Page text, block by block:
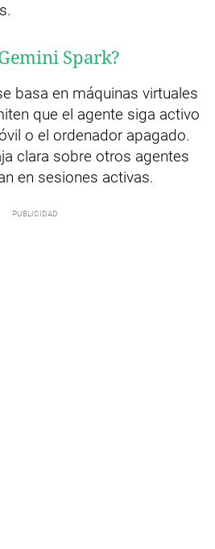
Spark?
basa en máquinas virtuales
que el agente siga activo
o el ordenador apagado.
clara sobre otros agentes
en sesiones activas.